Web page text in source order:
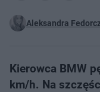
Aleksandra
Kierowca BMW
km/h. Na